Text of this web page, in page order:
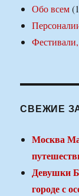
Обо всем
СВЕЖИЕ
Москва
Девушки
городе с